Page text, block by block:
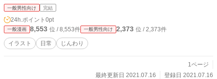
一般男性向け 完結
24h.ポイント 0pt
一般漫画 8,553 位 / 8,553件 一般男性向け 2,373 位 / 2,373件
イラスト 日常 じんわり
1ページ
最終更新日 2021.07.16
登録日 2021.07.16